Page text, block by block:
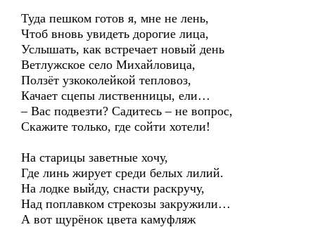
Туда пешком готов я, мне не лень,
Чтоб вновь увидеть дорогие лица,
Услышать, как встречает новый день
Ветлужское село Михайловица,
Ползёт узкоколейкой тепловоз,
Качает сцепы лиственницы, ели…
– Вас подвезти? Садитесь – не вопрос,
Скажите только, где сойти хотели!
На старицы заветные хочу,
Где линь жирует среди белых лилий.
На лодке выйду, снасти раскручу,
Над поплавком стрекозы закружили…
А вот щурёнок цвета камуфляж